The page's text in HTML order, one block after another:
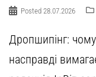
Posted 28.07.2026
Дропшипінг:
насправді